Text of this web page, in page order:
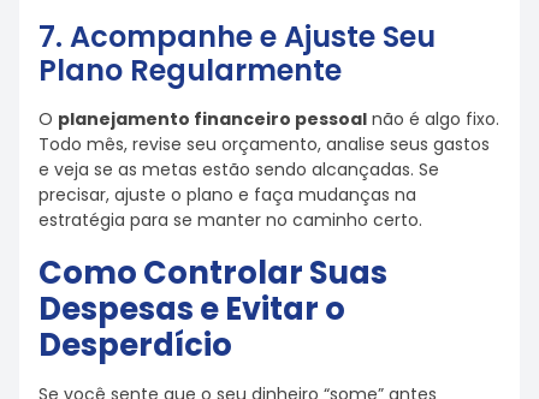
7. Acompanhe e Ajuste Seu
Plano Regularmente
O planejamento financeiro pessoal não é algo fixo.
Todo mês, revise seu orçamento, analise seus gastos
e veja se as metas estão sendo alcançadas. Se
precisar, ajuste o plano e faça mudanças na
estratégia para se manter no caminho certo.
Como Controlar Suas
Despesas e Evitar o
Desperdício
Se você sente que o seu dinheiro “some” antes